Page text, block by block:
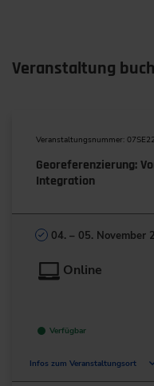
Veranstaltung
Veranstaltungsnummer:
Georeferenzierung:
Integration
04. – 05. November
Online
Verfügbar
Infos zum Veranstaltungsort